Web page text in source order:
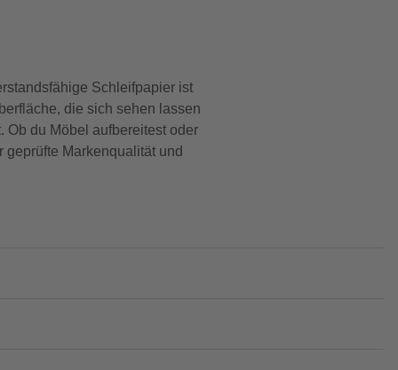
Schleifpapier ist
die sich sehen lassen
Ob du Möbel aufbereitest oder
Markenqualität und